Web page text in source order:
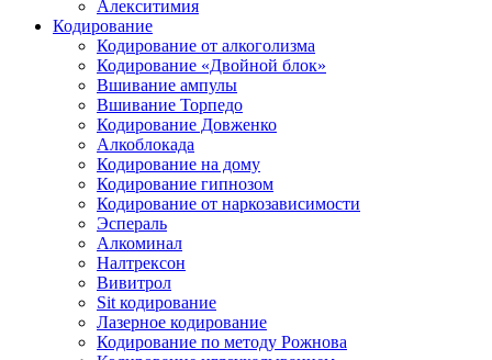
Алекситимия
Кодирование
Кодирование от алкоголизма
Кодирование «Двойной блок»
Вшивание ампулы
Вшивание Торпедо
Кодирование Довженко
Алкоблокада
Кодирование на дому
Кодирование гипнозом
Кодирование от наркозависимости
Эспераль
Алкоминал
Налтрексон
Вивитрол
Sit кодирование
Лазерное кодирование
Кодирование по методу Рожнова